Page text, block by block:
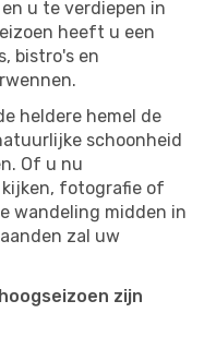
u te verdiepen in
heeft u een
bistro's en
heldere hemel de
schoonheid
Of u nu
fotografie of
wandeling midden in
zal uw
zijn